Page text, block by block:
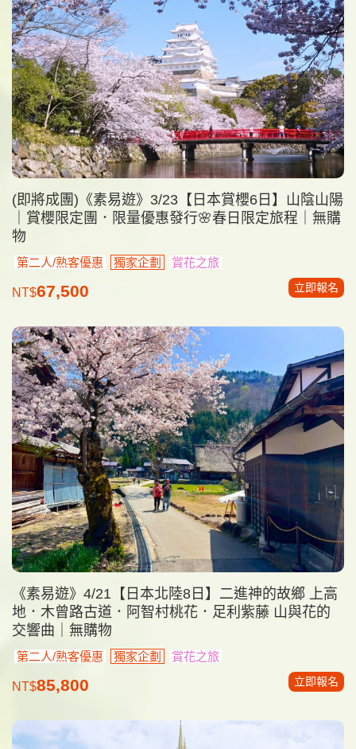
(即將成團)《素易遊》3/23【日本賞櫻6日】山陰山陽
｜賞櫻限定團．限量優惠發行🌸春日限定旅程｜無購
物
第二人/熟客優惠 獨家企劃 賞花之旅
NT$67,500 立即報名
《素易遊》4/21【日本北陸8日】二進神的故鄉 上高
地．木曾路古道．阿智村桃花．足利紫藤 山與花的
交響曲｜無購物
第二人/熟客優惠 獨家企劃 賞花之旅
NT$85,800 立即報名